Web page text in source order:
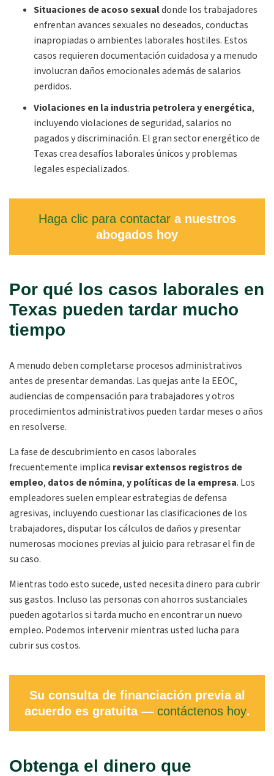
Situaciones de acoso sexualdonde los trabajadores
enfrentan avances sexuales no deseados, conductas
inapropiadas o ambientes laborales hostiles. Estos
casos requieren documentación cuidadosa y a menudo
involucran daños emocionales además de salarios
perdidos.
Violaciones en la industria petrolera y energética,
incluyendo violaciones de seguridad, salarios no
pagados y discriminación. El gran sector energético de
Texas crea desafíos laborales únicos y problemas
legales especializados.
Haga clic para contactara nuestros
abogados hoy
Por qué los casos laborales en
Texas pueden tardar mucho
tiempo
A menudo deben completarse procesos administrativos
antes de presentar demandas. Las quejas ante la EEOC,
audiencias de compensación para trabajadores y otros
procedimientos administrativos pueden tardar meses o años
en resolverse.
La fase de descubrimiento en casos laborales
frecuentemente implica revisar extensos registros de
empleo, datos de nómina,y políticas de la empresa. Los
empleadores suelen emplear estrategias de defensa
agresivas, incluyendo cuestionar las clasificaciones de los
trabajadores, disputar los cálculos de daños y presentar
numerosas mociones previas al juicio para retrasar el fin de
su caso.
Mientras todo esto sucede, usted necesita dinero para cubrir
sus gastos. Incluso las personas con ahorros sustanciales
pueden agotarlos si tarda mucho en encontrar un nuevo
empleo. Podemos intervenir mientras usted lucha para
cubrir sus costos.
Su consulta de financiación previa al
acuerdo es gratuita — contáctenos hoy.
Obtenga el dinero que